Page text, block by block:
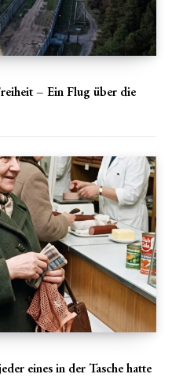
– Ein Flug über die
eines in der Tasche hatte